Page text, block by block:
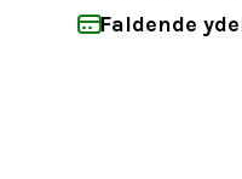
Faldende